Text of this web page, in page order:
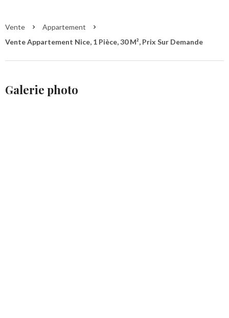
Vente
Appartement
Vente Appartement Nice, 1 Pièce, 30 M², Prix Sur Demande
Galerie photo